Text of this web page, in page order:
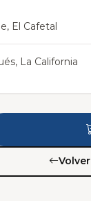
El Cafetal
La California